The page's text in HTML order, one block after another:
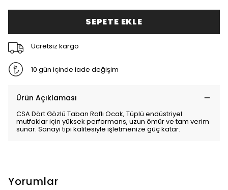
SEPETE EKLE
Ücretsiz kargo
10 gün içinde iade değişim
Ürün Açıklaması
CSA Dört Gözlü Taban Raflı Ocak, Tüplü endüstriyel
mutfaklar için yüksek performans, uzun ömür ve tam verim
sunar. Sanayi tipi kalitesiyle işletmenize güç katar.
Yorumlar